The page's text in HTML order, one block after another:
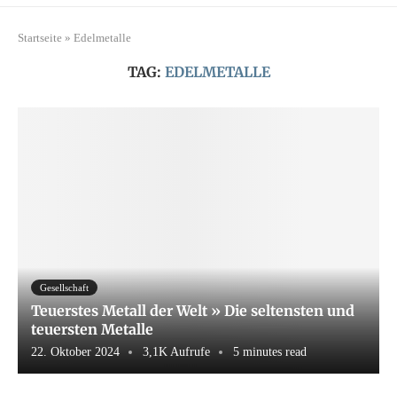
Startseite » Edelmetalle
TAG: EDELMETALLE
Gesellschaft
Teuerstes Metall der Welt » Die seltensten und
teuersten Metalle
22. Oktober 2024 3,1K Aufrufe 5 minutes read